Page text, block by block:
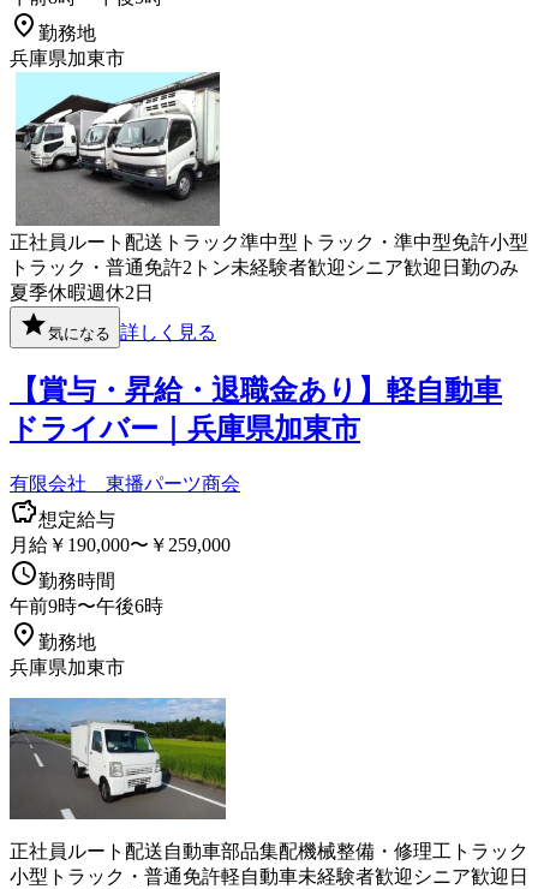
勤務地
兵庫県加東市
正社員 ルート配送 トラック準中型トラック・準中型免許小型
トラック・普通免許2トン未経験者歓迎 シニア歓迎 日勤のみ
夏季休暇週休2日
気になる 詳しく見る
【賞与・昇給・退職金あり】軽自動車
ドライバー｜兵庫県加東市
有限会社 東播パーツ商会
想定給与
月給￥190,000〜￥259,000
勤務時間
午前9時〜午後6時
勤務地
兵庫県加東市
正社員 ルート配送自動車部品集配機械整備・修理工 トラック
小型トラック・普通免許軽自動車未経験者歓迎 シニア歓迎 日